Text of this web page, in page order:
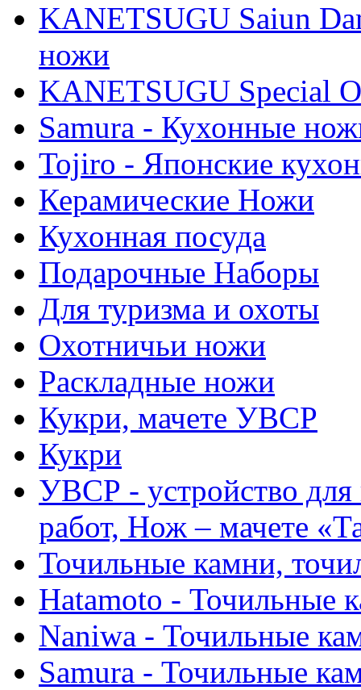
KANETSUGU Saiun
ножи
KANETSUGU Special
Samura - Кухонные
Tojiro - Японские
Керамические Ножи
Кухонная посуда
Подарочные Наборы
Для туризма и охоты
Охотничьи ножи
Раскладные ножи
Кукри, мачете УВСР
Кукри
УВСР - устройство для
работ, Нож – мачете
Точильные камни,
Hatamoto - Точильные
Naniwa - Точильные
Samura - Точильные